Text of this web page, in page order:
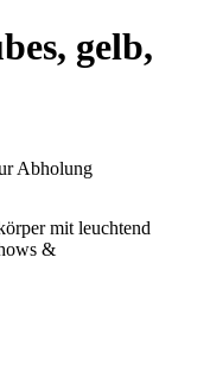
gelb,
Abholung
mit leuchtend
&